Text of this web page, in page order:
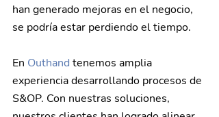
han generado mejoras en el negocio,
se podría estar perdiendo el tiempo.
En Outhand tenemos amplia
experiencia desarrollando procesos de
S&OP. Con nuestras soluciones,